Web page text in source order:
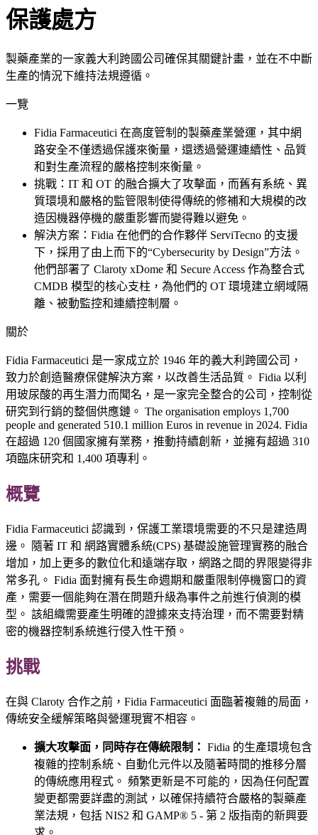
保護處方
製藥產業的一家義大利跨國公司確保其關鍵計畫，並在不中斷
生產的情況下維持法規遵循。
一覽
Fidia Farmaceutici 在高度管制的製藥產業營運，其中網
路安全不僅透過保護來衡量，還透過營運連續性、品質
和對生產流程的嚴格控制來衡量。
挑戰：IT 和 OT 的融合擴大了攻擊面，而舊有系統、異
質環境和嚴格的監管限制使得傳統的修補和大規模的改
造因機器停機的嚴重影響而變得難以避免。
解決方案：Fidia 在他們的合作夥伴 ServiTecno 的支援
下，採用了由上而下的“Cybersecurity by Design”方法。
他們部署了 Claroty xDome 和 Secure Access 作為整合式
CMDB 模型的核心支柱，為他們的 OT 環境建立網域隔
離、被動監控和連續控制層。
關於
Fidia Farmaceutici 是一家成立於 1946 年的義大利跨國公司，
致力於創造醫療保健解決方案，以改善生活品質。 Fidia 以利
用玻尿酸的再生潛力而聞名，是一家完全整合的公司，控制從
研究到行銷的整個供應鏈。 The organisation employs 1,700
people and generated 510.1 million Euros in revenue in 2024. Fidia
在超過 120 個國家擁有業務，推動持續創新，並擁有超過 310
項臨床研究和 1,400 項專利。
概覽
Fidia Farmaceutici 認識到，保護工業環境需要的不只是建造周
邊。 隨著 IT 和 網路實體系統(CPS) 基礎設施管理實務的融合
增加，加上更多的數位化和遠端存取，網路之間的界限變得非
常多孔。 Fidia 面對擁有長生命週期和嚴重限制停機窗口的資
產，需要一個能夠在潛在問題升級為事件之前進行偵測的模
型。 該組織需要產生明確的證據來支持治理，而不需要對精
密的機器控制系統進行侵入性干預。
挑戰
在與 Claroty 合作之前，Fidia Farmaceutici 面臨著複雜的局面，
傳統安全緩解策略與營運現實不相容。
擴大攻擊面，同時存在傳統限制： Fidia 的生產環境包含
複雜的控制系統、自動化元件以及隨著時間的推移分層
的傳統應用程式。 頻繁更新是不可能的，因為任何配置
變更都需要詳盡的測試，以確保持續符合嚴格的製藥產
業法規，包括 NIS2 和 GAMP® 5 - 第 2 版指南的新興要
求。